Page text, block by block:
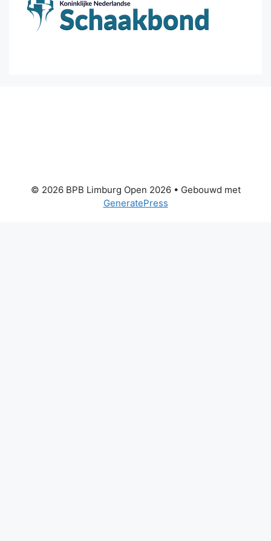
© 2026 BPB Limburg Open 2026• Gebouwd met
GeneratePress